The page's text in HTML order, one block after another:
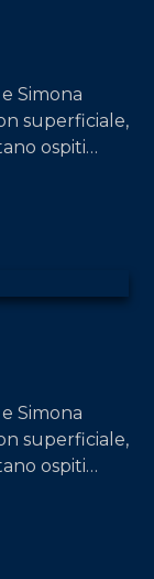
Simona
superficiale,
ospiti
Simona
superficiale,
ospiti